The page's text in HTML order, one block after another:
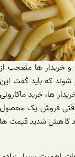
خریدار ها متعجب از
شوند که باید گفت این
ها، خرید ماکارونی
فروش یک محصول
کاهش شدید قیمت ها